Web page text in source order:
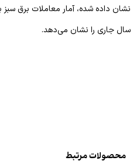
نشان داده شده، آمار معاملات برق سبز
سال جاری را نشان می‌دهد.
محصولات مرتبط